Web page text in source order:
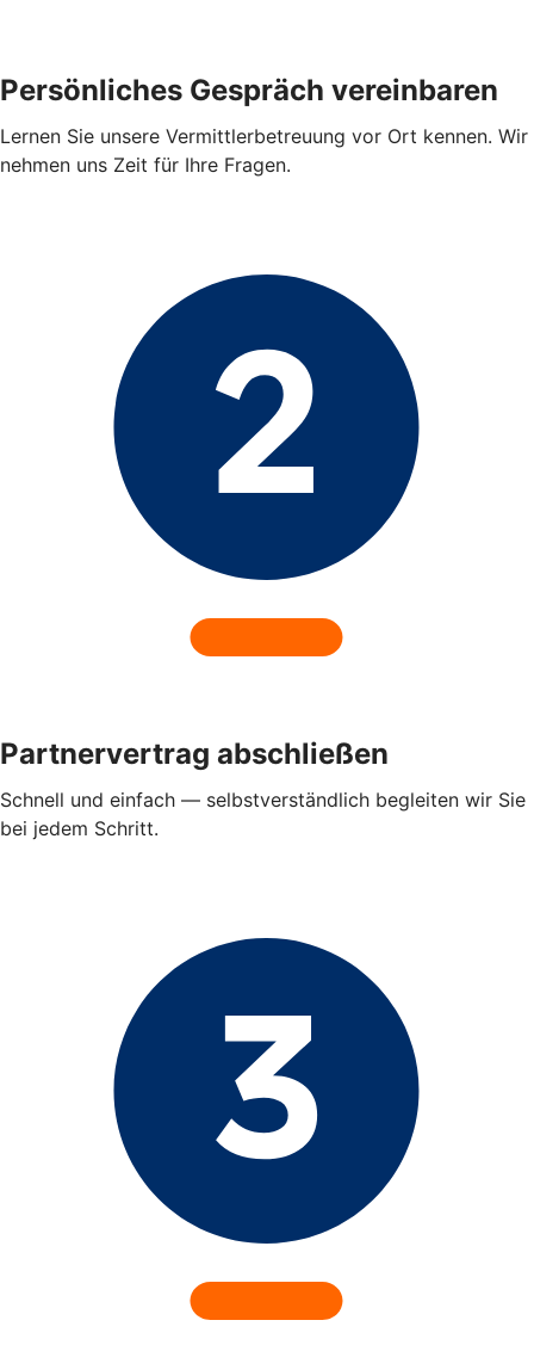
Persönliches Gespräch vereinbaren
Lernen Sie unsere Vermittlerbetreuung vor Ort kennen. Wir
nehmen uns Zeit für Ihre Fragen.
Partnervertrag abschließen
Schnell und einfach — selbstverständlich begleiten wir Sie
bei jedem Schritt.